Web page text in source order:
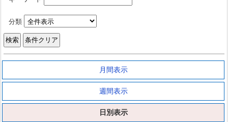
分類
月間表示
週間表示
日別表示